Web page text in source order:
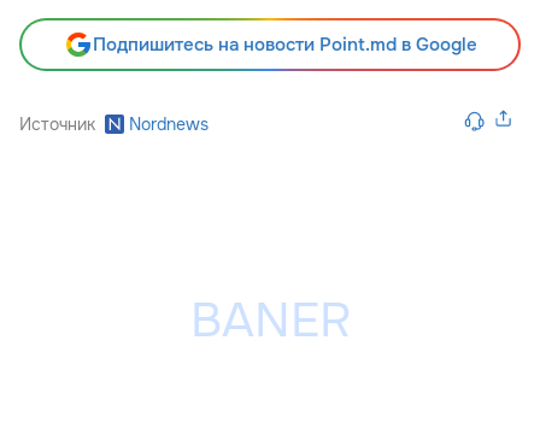
Подпишитесь на новости Point.md в Google
Источник Nordnews